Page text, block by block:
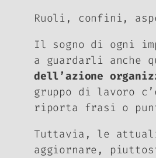
Ruoli, confini,
Il sogno di ogni
a guardarli anche
dell’azione
gruppo di lavoro
riporta frasi o
Tuttavia, le attuali
aggiornare,